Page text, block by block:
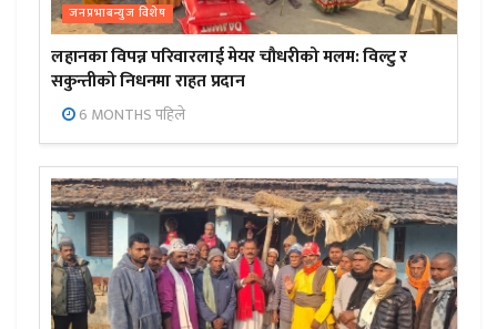
जनप्रभाबन्युज विशेष
लहानका विपन्न परिवारलाई मेयर चौधरीको मलम: विल्टु र
सकुन्तीको निधनमा राहत प्रदान
6 MONTHS पहिले